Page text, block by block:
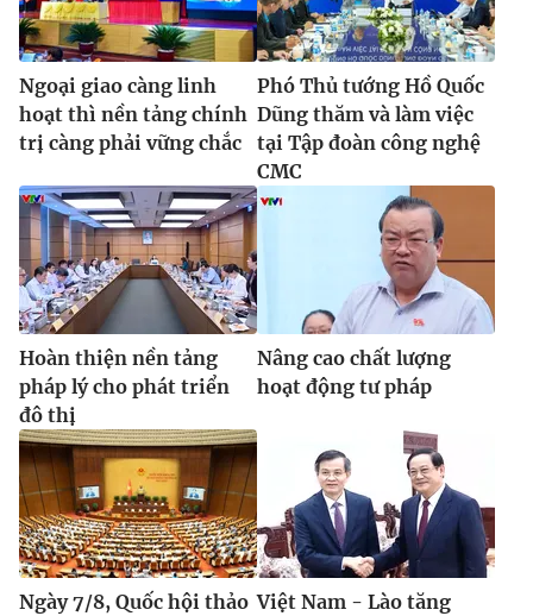
Ngoại giao càng linh
hoạt thì nền tảng chính
trị càng phải vững chắc
Phó Thủ tướng Hồ Quốc
Dũng thăm và làm việc
tại Tập đoàn công nghệ
CMC
Hoàn thiện nền tảng
pháp lý cho phát triển
đô thị
Nâng cao chất lượng
hoạt động tư pháp
Ngày 7/8, Quốc hội thảo Việt Nam - Lào tăng